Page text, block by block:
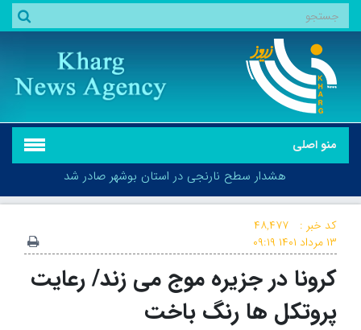
منو اصلی
هشدار سطح نارنجی در استان بوشهر صادر شد
هشدار سطح نارنجی در استان بوشهر صادر شد
کد خبر :
۴۸,۴۷۷
۱۳ مرداد ۱۴۰۱
۰۹:۱۹
کرونا در جزیره موج می زند/ رعایت
پروتکل ها رنگ باخت